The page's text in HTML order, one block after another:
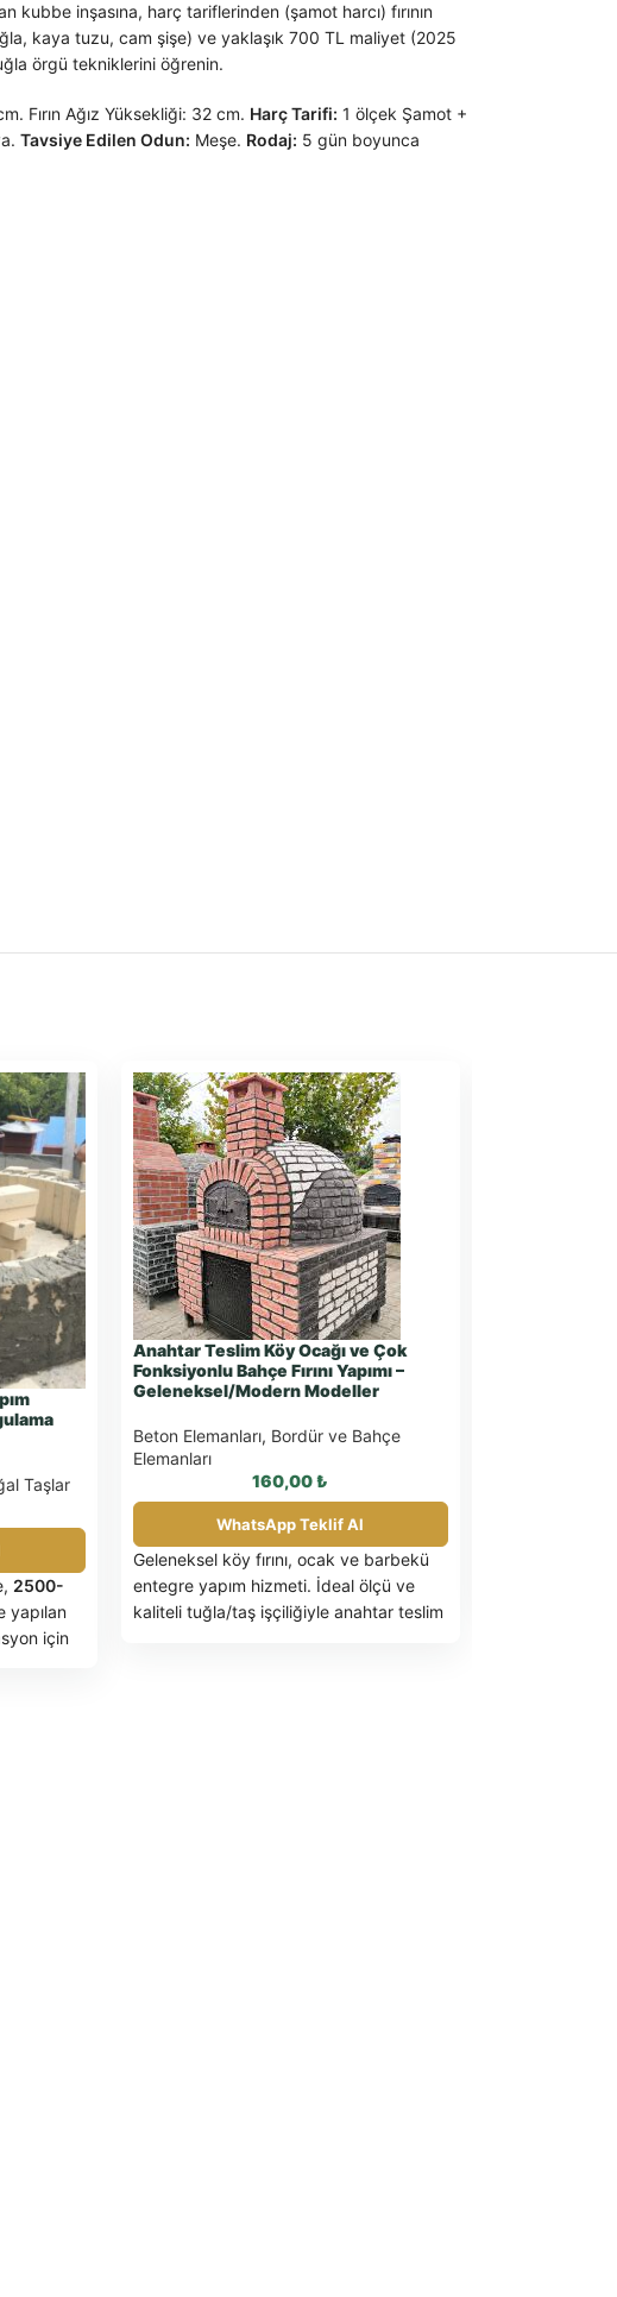
kubbe inşasına, harç tariflerinden (şamot harcı) fırının
kaya tuzu, cam şişe) ve yaklaşık 700 TL maliyet (2025
örgü tekniklerini öğrenin.
Fırın Ağız Yüksekliği: 32 cm. Harç Tarifi: 1 ölçek Şamot +
Tavsiye Edilen Odun: Meşe. Rodaj: 5 gün boyunca
Taşlar
2500-
yapılan
için
Anahtar Teslim Köy Ocağı ve Çok
Fonksiyonlu Bahçe Fırını Yapımı –
Geleneksel/Modern Modeller
Beton Elemanları, Bordür ve Bahçe
Elemanları
160,00₺
WhatsApp Teklif Al
Geleneksel köy fırını, ocak ve barbekü
entegre yapım hizmeti. İdeal ölçü ve
kaliteli tuğla/taş işçiliğiyle anahtar teslim